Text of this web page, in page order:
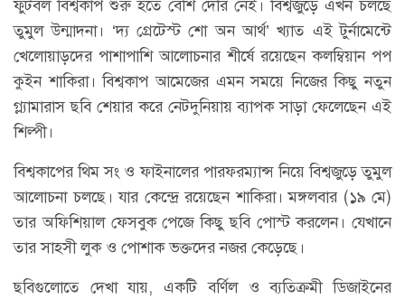
ফুটবল বিশ্বকাপ শুরু হতে বেশি দেরি নেই। বিশ্বজুড়ে এখন চলছে
তুমুল উন্মাদনা। ‘দ্য গ্রেটেস্ট শো অন আর্থ’ খ্যাত এই টুর্নামেন্টে
খেলোয়াড়দের পাশাপাশি আলোচনার শীর্ষে রয়েছেন কলম্বিয়ান পপ
কুইন শাকিরা। বিশ্বকাপ আমেজের এমন সময়ে নিজের কিছু নতুন
গ্ল্যামারাস ছবি শেয়ার করে নেটদুনিয়ায় ব্যাপক সাড়া ফেলেছেন এই
শিল্পী।
বিশ্বকাপের থিম সং ও ফাইনালের পারফরম্যান্স নিয়ে বিশ্বজুড়ে তুমুল
আলোচনা চলছে। যার কেন্দ্রে রয়েছেন শাকিরা। মঙ্গলবার (১৯ মে)
তার অফিশিয়াল ফেসবুক পেজে কিছু ছবি পোস্ট করলেন। যেখানে
তার সাহসী লুক ও পোশাক ভক্তদের নজর কেড়েছে।
ছবিগুলোতে দেখা যায়, একটি বর্ণিল ও ব্যতিক্রমী ডিজাইনের